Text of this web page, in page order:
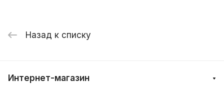
Назад к списку
Интернет-магазин